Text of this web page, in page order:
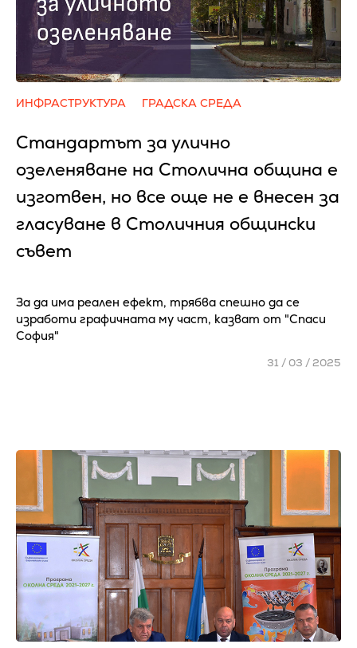
ИНФРАСТРУКТУРА ГРАДСКА СРЕДА
Стандартът за улично
озеленяване на Столична община е
изготвен, но все още не е внесен за
гласуване в Столичния общински
съвет
За да има реален ефект, трябва спешно да се
изработи графичната му част, казват от "Спаси
София"
31 / 03 / 2025